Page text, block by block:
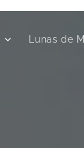
Lunas de